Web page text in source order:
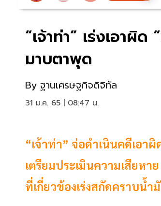
“เจ้าท่า” เร่งเอาผิ
มาบตาพุด
By ฐานเศรษฐกิจดิจิทัล
31 ม.ค. 65 | 08:47 น.
“เจ้าท่า” จ่อดำเนินคดีเอา
เตรียมประเมินความเสียห
ที่เกี่ยวข้องเร่งสกัดคราบน้ำ